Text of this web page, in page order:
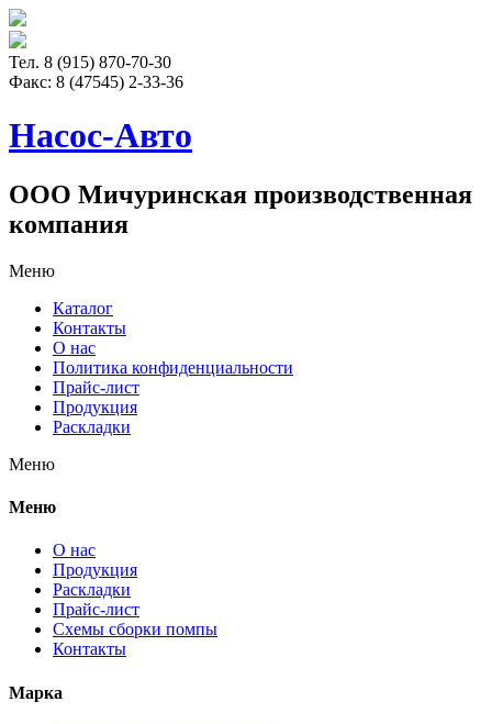
Тел. 8 (915) 870-70-30
Факс: 8 (47545) 2-33-36
Насос-Авто
ООО Мичуринская производственная
компания
Меню
Каталог
Контакты
О нас
Политика конфиденциальности
Прайс-лист
Продукция
Раскладки
Меню
Меню
О нас
Продукция
Раскладки
Прайс-лист
Схемы сборки помпы
Контакты
Марка